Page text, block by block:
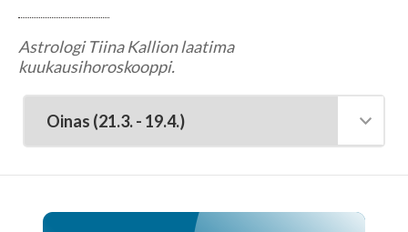
Selvänäkijät
Tarot-tulkitsijat tulkitsevat tarotkortteja
Enkelikorttitulkitsijat
Unien tulkitsijat tulkitsevat unet
Astrologi Tiina Kallion laatima
kuukausihoroskooppi.